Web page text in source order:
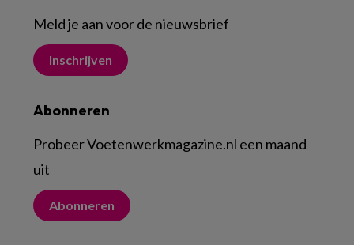
Meld je aan voor de nieuwsbrief
Inschrijven
Abonneren
Probeer Voetenwerkmagazine.nl een maand
uit
Abonneren